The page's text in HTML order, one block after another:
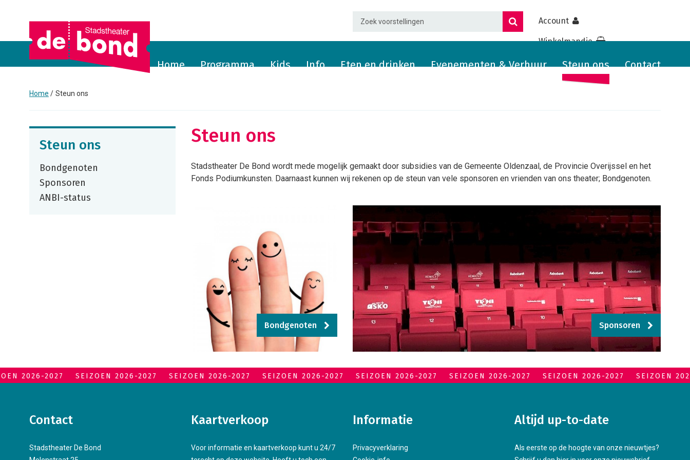
Account
Winkelmandje
Home Programma Kids Info Eten en drinken Evenementen & Verhuur Steun ons Contact
Home Steun ons
Steun ons
Bondgenoten
Sponsoren
ANBI-status
Steun ons
Stadstheater De Bond wordt mede mogelijk gemaakt door subsidies van de Gemeente Oldenzaal, de Provincie Overijssel en het
Fonds Podiumkunsten. Daarnaast kunnen wij rekenen op de steun van vele sponsoren en vrienden van ons theater; Bondgenoten.
Bondgenoten Sponsoren
2026-2027 SEIZOEN 2026-2027 SEIZOEN 2026-2027 SEIZOEN 2026-2027 SEIZOEN 2026-2027 SEIZOEN 2026-2027 SEIZOEN 2026-2027 SEIZOEN
Contact
Stadstheater De Bond
Kaartverkoop
Voor informatie en kaartverkoop kunt u 24/7
Informatie
Privacyverklaring
Altijd up-to-date
Als eerste op de hoogte van onze nieuwtjes?